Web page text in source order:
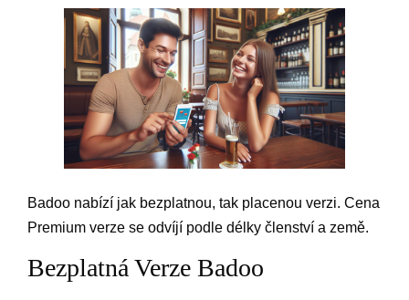
Badoo nabízí jak bezplatnou, tak placenou verzi. Cena
Premium verze se odvíjí podle délky členství a země.
Bezplatná Verze Badoo